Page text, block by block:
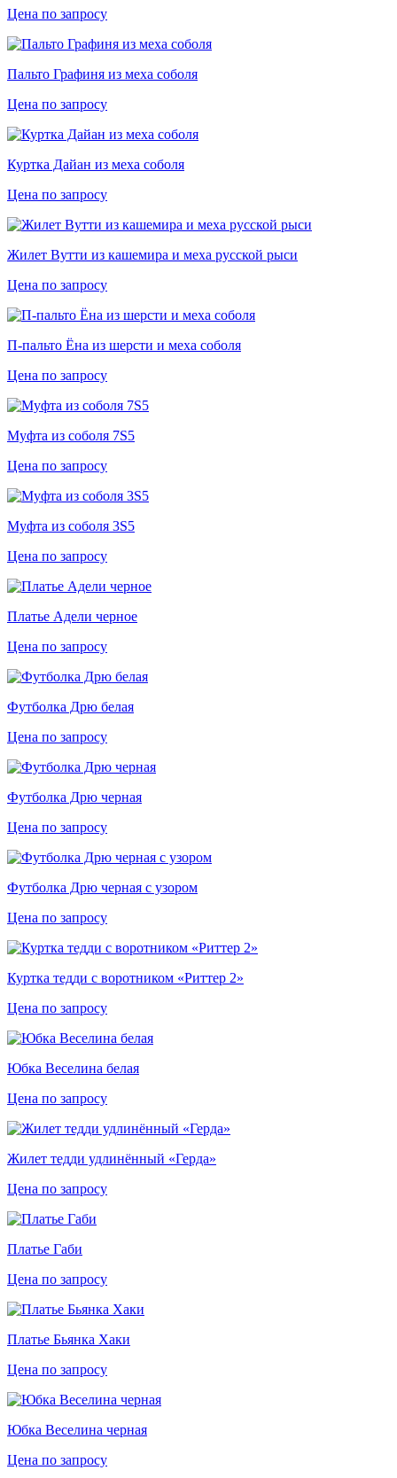
Цена по запросу
Пальто Графиня из меха соболя
Цена по запросу
Куртка Дайан из меха соболя
Цена по запросу
Жилет Вутти из кашемира и меха русской рыси
Цена по запросу
П-пальто Ёна из шерсти и меха соболя
Цена по запросу
Муфта из соболя 7S5
Цена по запросу
Муфта из соболя 3S5
Цена по запросу
Платье Адели черное
Цена по запросу
Футболка Дрю белая
Цена по запросу
Футболка Дрю черная
Цена по запросу
Футболка Дрю черная с узором
Цена по запросу
Куртка тедди с воротником «Риттер 2»
Цена по запросу
Юбка Веселина белая
Цена по запросу
Жилет тедди удлинённый «Герда»
Цена по запросу
Платье Габи
Цена по запросу
Платье Бьянка Хаки
Цена по запросу
Юбка Веселина черная
Цена по запросу